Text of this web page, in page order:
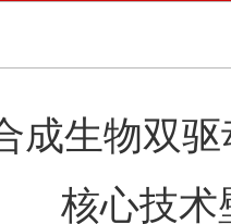
成生物双
核心技术